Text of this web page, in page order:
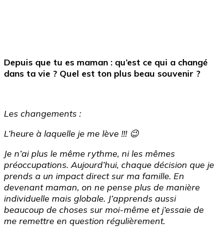
Depuis que tu es maman : qu’est ce qui a changé
dans ta vie ? Quel est ton plus beau souvenir ?
Les changements :
L’heure à laquelle je me lève !!! 😉
Je n’ai plus le même rythme, ni les mêmes
préoccupations. Aujourd’hui, chaque décision que je
prends a un impact direct sur ma famille. En
devenant maman, on ne pense plus de manière
individuelle mais globale. J’apprends aussi
beaucoup de choses sur moi-même et j’essaie de
me remettre en question régulièrement.